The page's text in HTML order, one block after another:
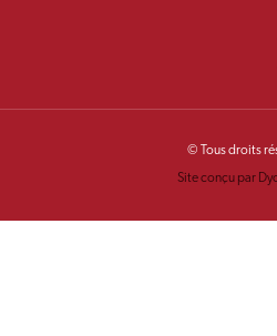
© Tous droits
Site conçu par